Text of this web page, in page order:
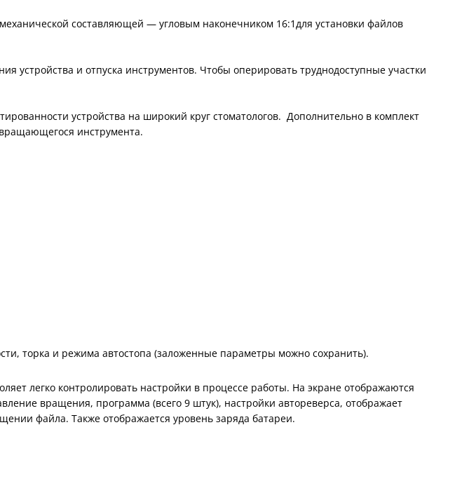
составляющей — угловым наконечником 16:1для установки файлов
устройства и отпуска инструментов. Чтобы оперировать труднодоступные участки
устройства на широкий круг стоматологов. Дополнительно в комплект
инструмента.
торка и режима автостопа (заложенные параметры можно сохранить).
легко контролировать настройки в процессе работы. На экране отображаются
вращения, программа (всего 9 штук), настройки автореверса, отображает
файла. Также отображается уровень заряда батареи.